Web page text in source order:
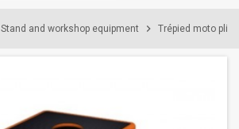
Stand and workshop equipment chevron_right Trépied moto